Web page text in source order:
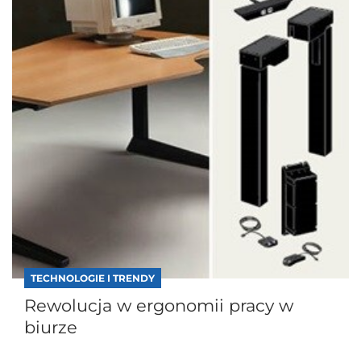
TECHNOLOGIE I TRENDY
Rewolucja w ergonomii pracy w
biurze